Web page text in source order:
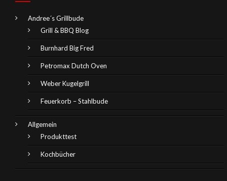
Andree´s Grillbude
Grill & BBQ Blog
Burnhard Big Fred
Petromax Dutch Oven
Weber Kugelgrill
Feuerkorb – Stahlbude
Allgemein
Produkttest
Kochbücher